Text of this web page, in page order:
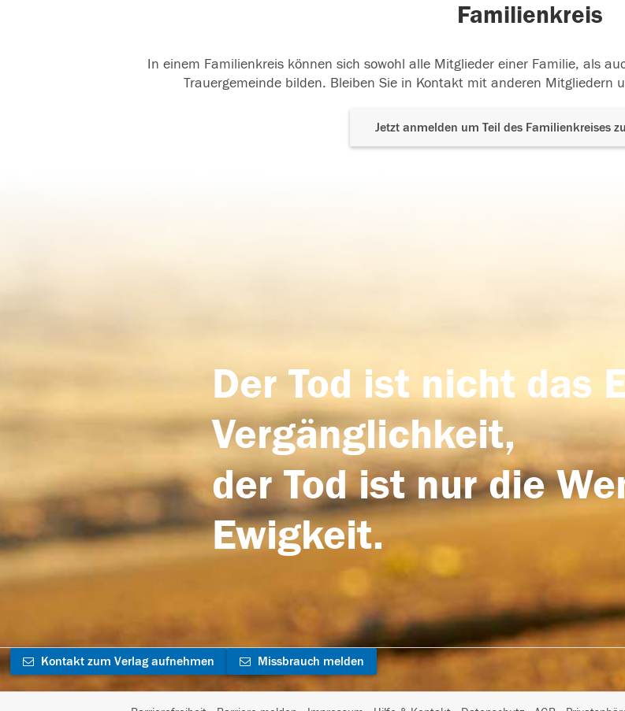
Familienkreis
In einem Familienkreis können sich sowohl alle Mitglieder einer Familie, als
Trauergemeinde bilden. Bleiben Sie in Kontakt mit anderen Mitgliedern
Jetzt anmelden um Teil des Familienkreises
Der Tod ist nicht das
Vergänglichkeit,
der Tod ist nur die
Ewigkeit.
Kontakt zum Verlag aufnehmen Missbrauch melden